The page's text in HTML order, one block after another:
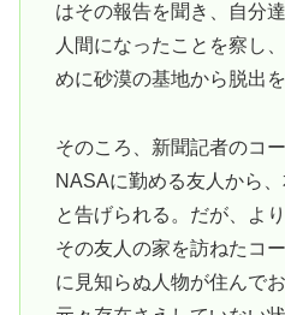
はその報告を聞き、自分
人間になったことを察し
めに砂漠の基地から脱出を
そのころ、新聞記者のコ
NASAに勤める友人から
と告げられる。だが、よ
その友人の家を訪ねたコ
に見知らぬ人物が住んで